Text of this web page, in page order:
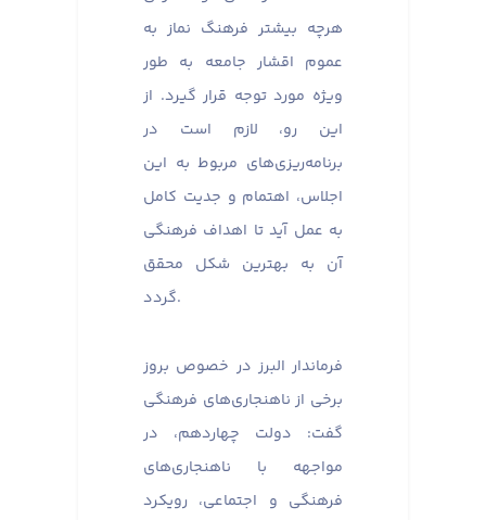
هرچه بیشتر فرهنگ نماز به
عموم اقشار جامعه به طور
ویژه مورد توجه قرار گیرد. از
این رو، لازم است در
برنامه‌ریزی‌های مربوط به این
اجلاس، اهتمام و جدیت کامل
به عمل آید تا اهداف فرهنگی
آن به بهترین شکل محقق
گردد.
فرماندار البرز در خصوص بروز
برخی از ناهنجاری‌های فرهنگی
گفت: دولت چهاردهم، در
مواجهه با ناهنجاری‌های
فرهنگی و اجتماعی، رویکرد